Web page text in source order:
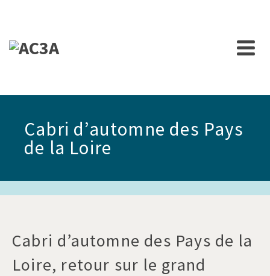
Cabri d’automne des Pays
de la Loire
Cabri d’automne des Pays de la
Loire, retour sur le grand